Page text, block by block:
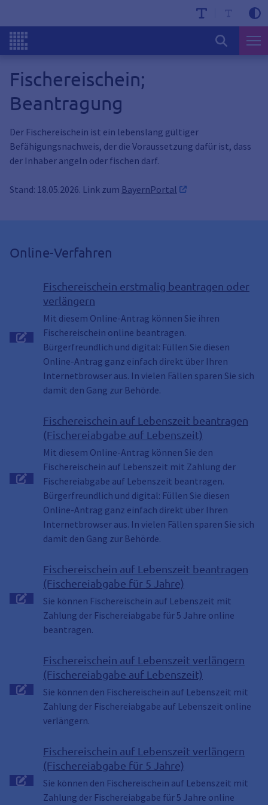
Fischereischein;
Beantragung
Der Fischereischein ist ein lebenslang gültiger
Befähigungsnachweis, der die Voraussetzung dafür ist, dass
der Inhaber angeln oder fischen darf.
Stand: 18.05.2026. Link zum BayernPortal
Online-Verfahren
Fischereischein erstmalig beantragen oder
verlängern
Mit diesem Online-Antrag können Sie ihren
Fischereischein online beantragen.
Bürgerfreundlich und digital: Füllen Sie diesen
Online-Antrag ganz einfach direkt über Ihren
Internetbrowser aus. In vielen Fällen sparen Sie sich
damit den Gang zur Behörde.
Fischereischein auf Lebenszeit beantragen
(Fischereiabgabe auf Lebenszeit)
Mit diesem Online-Antrag können Sie den
Fischereischein auf Lebenszeit mit Zahlung der
Fischereiabgabe auf Lebenszeit beantragen.
Bürgerfreundlich und digital: Füllen Sie diesen
Online-Antrag ganz einfach direkt über Ihren
Internetbrowser aus. In vielen Fällen sparen Sie sich
damit den Gang zur Behörde.
Fischereischein auf Lebenszeit beantragen
(Fischereiabgabe für 5 Jahre)
Sie können Fischereischein auf Lebenszeit mit
Zahlung der Fischereiabgabe für 5 Jahre online
beantragen.
Fischereischein auf Lebenszeit verlängern
(Fischereiabgabe auf Lebenszeit)
Sie können den Fischereischein auf Lebenszeit mit
Zahlung der Fischereiabgabe auf Lebenszeit online
verlängern.
Fischereischein auf Lebenszeit verlängern
(Fischereiabgabe für 5 Jahre)
Sie können den Fischereischein auf Lebenszeit mit
Zahlung der Fischereiabgabe für 5 Jahre online